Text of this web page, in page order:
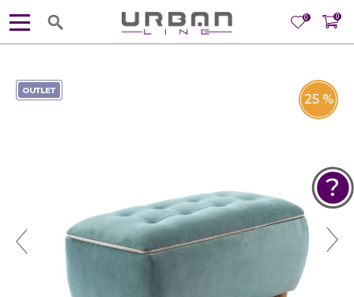
0
0
25 %
POMOĆ PRI KUPOVINI
Za više informacija, pomoć i
381 11 245 18 52